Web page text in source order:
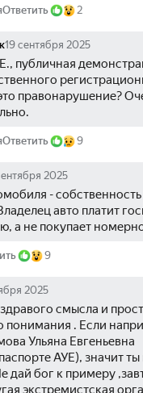
Ответить 2
19 сентября 2025
публичная
правонарушение?
Ответить 9
2025
- собственность
авто платит
а не покупает
9
2025
смысла и
понимания . Если
Ульяна Евгеньевна
АУЕ), значит
дай бог к примеру
экстремистская